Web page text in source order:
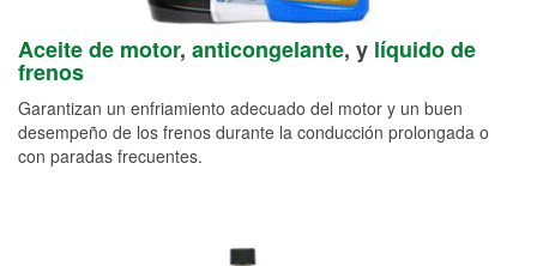
Aceite de motor, anticongelante, y líquido de
frenos
Garantizan un enfriamiento adecuado del motor y un buen
desempeño de los frenos durante la conducción prolongada o
con paradas frecuentes.